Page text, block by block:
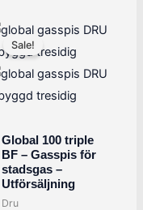
Sale!
Global 100 triple
BF – Gasspis för
stadsgas –
Utförsäljning
Dru
Det
ursprungliga
priset
var:
43.995 SEK.
Det
nuvarande
priset
är:
35.196 SEK.